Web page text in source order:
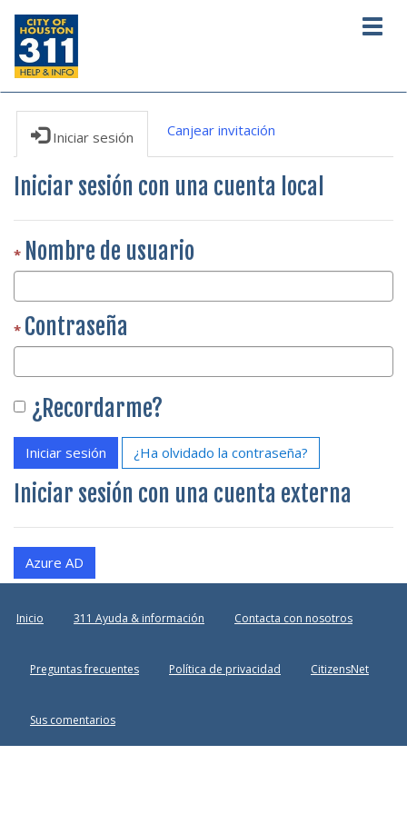
Iniciar sesión Canjear invitación
Iniciar sesión con una cuenta local
Nombre de usuario
Contraseña
¿Recordarme?
Iniciar sesión ¿Ha olvidado la contraseña?
Iniciar sesión con una cuenta externa
Azure AD
Inicio 311 Ayuda & información Contacta con nosotros
Preguntas frecuentes Política de privacidad CitizensNet
Sus comentarios